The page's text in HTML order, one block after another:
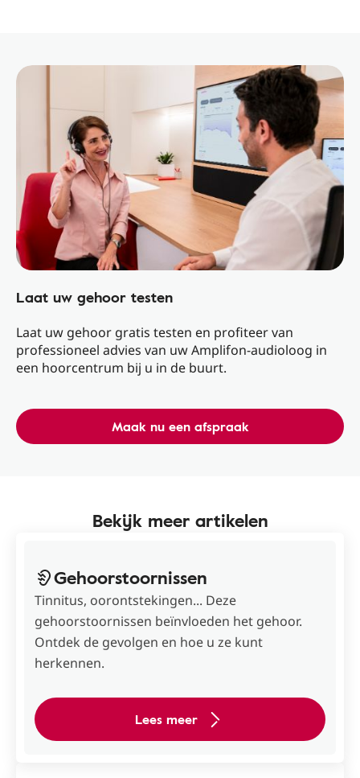
Laat uw gehoor testen
Laat uw gehoor gratis testen en profiteer van
professioneel advies van uw Amplifon-audioloog in
een hoorcentrum bij u in de buurt.
Maak nu een afspraak
Bekijk meer artikelen
Gehoorstoornissen
Tinnitus, oorontstekingen... Deze
gehoorstoornissen beïnvloeden het gehoor.
Ontdek de gevolgen en hoe u ze kunt
herkennen.
Lees meer